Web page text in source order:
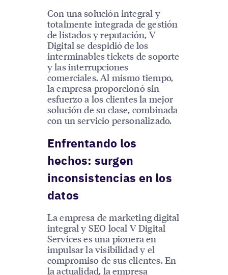
Con una solución integral y
totalmente integrada de gestión
de listados y reputación, V
Digital se despidió de los
interminables tickets de soporte
y las interrupciones
comerciales. Al mismo tiempo,
la empresa proporcionó sin
esfuerzo a los clientes la mejor
solución de su clase, combinada
con un servicio personalizado.
Enfrentando los
hechos: surgen
inconsistencias en los
datos
La empresa de marketing digital
integral y SEO local V Digital
Services es una pionera en
impulsar la visibilidad y el
compromiso de sus clientes. En
la actualidad, la empresa